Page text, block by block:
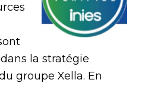
la stratégie
groupe Xella. En